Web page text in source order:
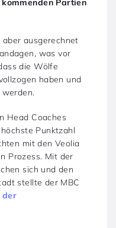
Partien
ausgerechnet
was vor
die Wölfe
haben und
Head Coaches
Punktzahl
mit den Veolia
Prozess. Mit der
sich und den
stellte der MBC
der